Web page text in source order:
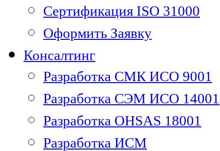
Сертификация ISO 31000
Оформить Заявку
Консалтинг
Разработка СМК ИСО 9001
Разработка СЭМ ИСО 14001
Разработка OHSAS 18001
Разработка ИСМ